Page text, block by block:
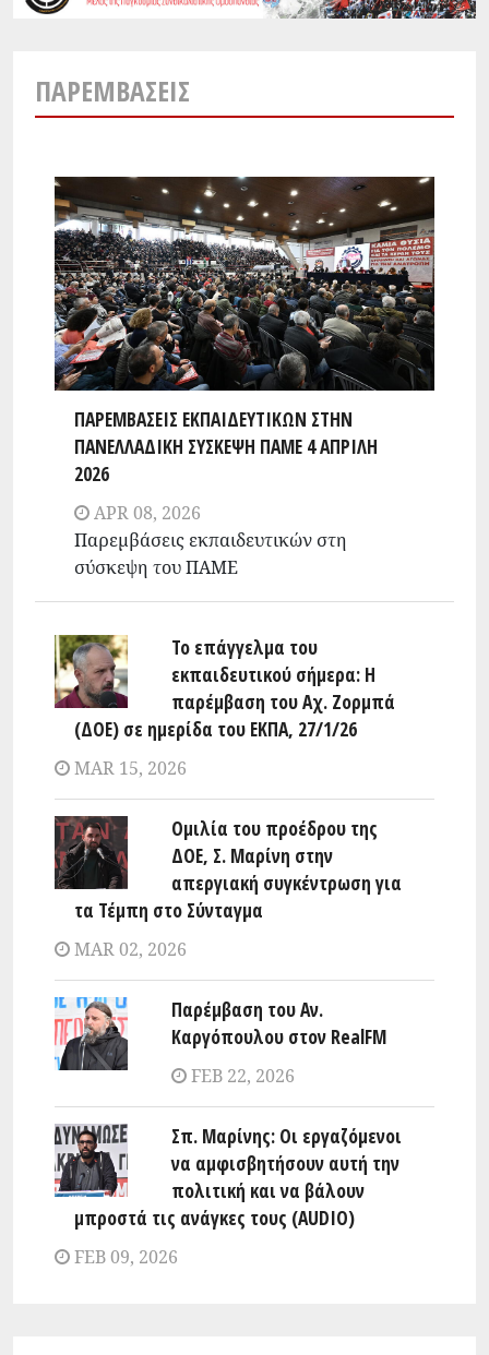
ΠΑΡΕΜΒΆΣΕΙΣ
ΠΑΡΕΜΒΆΣΕΙΣ ΕΚΠΑΙΔΕΥΤΙΚΏΝ ΣΤΗΝ
ΠΑΝΕΛΛΑΔΙΚΉ ΣΎΣΚΕΨΗ ΠΑΜΕ 4 ΑΠΡΊΛΗ
2026
APR 08, 2026
Παρεμβάσεις εκπαιδευτικών στη
σύσκεψη του ΠΑΜΕ
Το επάγγελμα του
εκπαιδευτικού σήμερα: Η
παρέμβαση του Αχ. Ζορμπά
(ΔΟΕ) σε ημερίδα του ΕΚΠΑ, 27/1/26
MAR 15, 2026
Ομιλία του προέδρου της
ΔΟΕ, Σ. Μαρίνη στην
απεργιακή συγκέντρωση για
τα Τέμπη στο Σύνταγμα
MAR 02, 2026
Παρέμβαση του Αν.
Καργόπουλου στον RealFM
FEB 22, 2026
Σπ. Μαρίνης: Οι εργαζόμενοι
να αμφισβητήσουν αυτή την
πολιτική και να βάλουν
μπροστά τις ανάγκες τους (AUDIO)
FEB 09, 2026